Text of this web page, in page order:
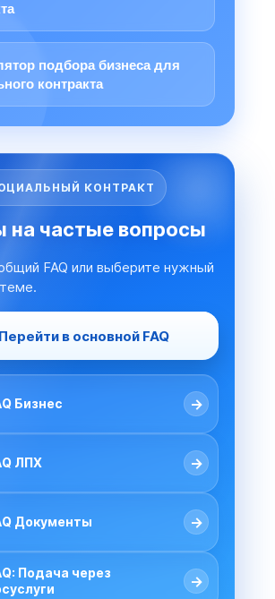
подбора бизнеса для
контракта
КОНТРАКТ
на частые вопросы
FAQ или выберите нужный
Перейти в основной FAQ
Бизнес →
ЛПХ →
Документы →
Подача через
→